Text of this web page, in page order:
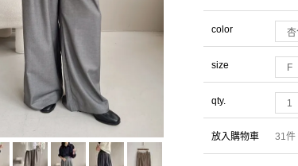
color
size
qty.
放入購物車 31件